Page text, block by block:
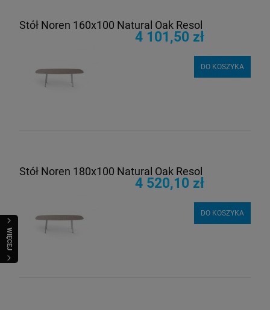
WIĘCEJ
Stół Noren 160x100 Natural Oak Resol
4 101,50 zł
DO KOSZYKA
Stół Noren 180x100 Natural Oak Resol
4 520,10 zł
DO KOSZYKA